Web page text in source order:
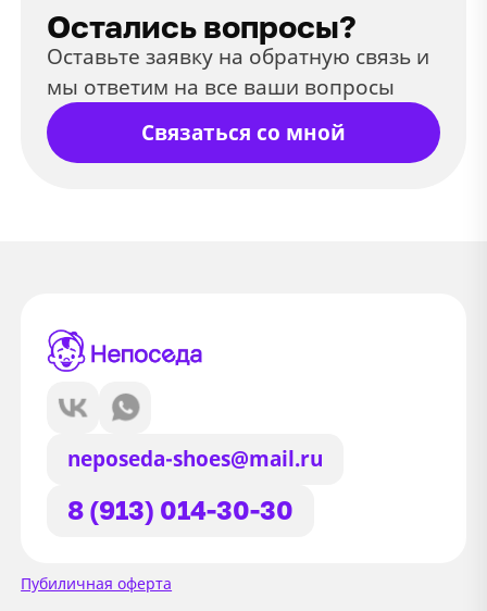
Остались вопросы?
Оставьте заявку на обратную связь и
мы ответим на все ваши вопросы
Связаться со мной
neposeda-shoes@mail.ru
8 (913) 014-30-30
Пубиличная оферта
Сайт использует файлы Cookie